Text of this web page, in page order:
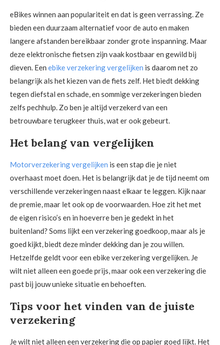
eBikes winnen aan populariteit en dat is geen verrassing. Ze
bieden een duurzaam alternatief voor de auto en maken
langere afstanden bereikbaar zonder grote inspanning. Maar
deze elektronische fietsen zijn vaak kostbaar en gewild bij
dieven. Een ebike verzekering vergelijken is daarom net zo
belangrijk als het kiezen van de fiets zelf. Het biedt dekking
tegen diefstal en schade, en sommige verzekeringen bieden
zelfs pechhulp. Zo ben je altijd verzekerd van een
betrouwbare terugkeer thuis, wat er ook gebeurt.
Het belang van vergelijken
Motorverzekering vergelijken is een stap die je niet
overhaast moet doen. Het is belangrijk dat je de tijd neemt om
verschillende verzekeringen naast elkaar te leggen. Kijk naar
de premie, maar let ook op de voorwaarden. Hoe zit het met
de eigen risico’s en in hoeverre ben je gedekt in het
buitenland? Soms lijkt een verzekering goedkoop, maar als je
goed kijkt, biedt deze minder dekking dan je zou willen.
Hetzelfde geldt voor een ebike verzekering vergelijken. Je
wilt niet alleen een goede prijs, maar ook een verzekering die
past bij jouw unieke situatie en behoeften.
Tips voor het vinden van de juiste
verzekering
Je wilt niet alleen een verzekering die op papier goed lijkt. Het